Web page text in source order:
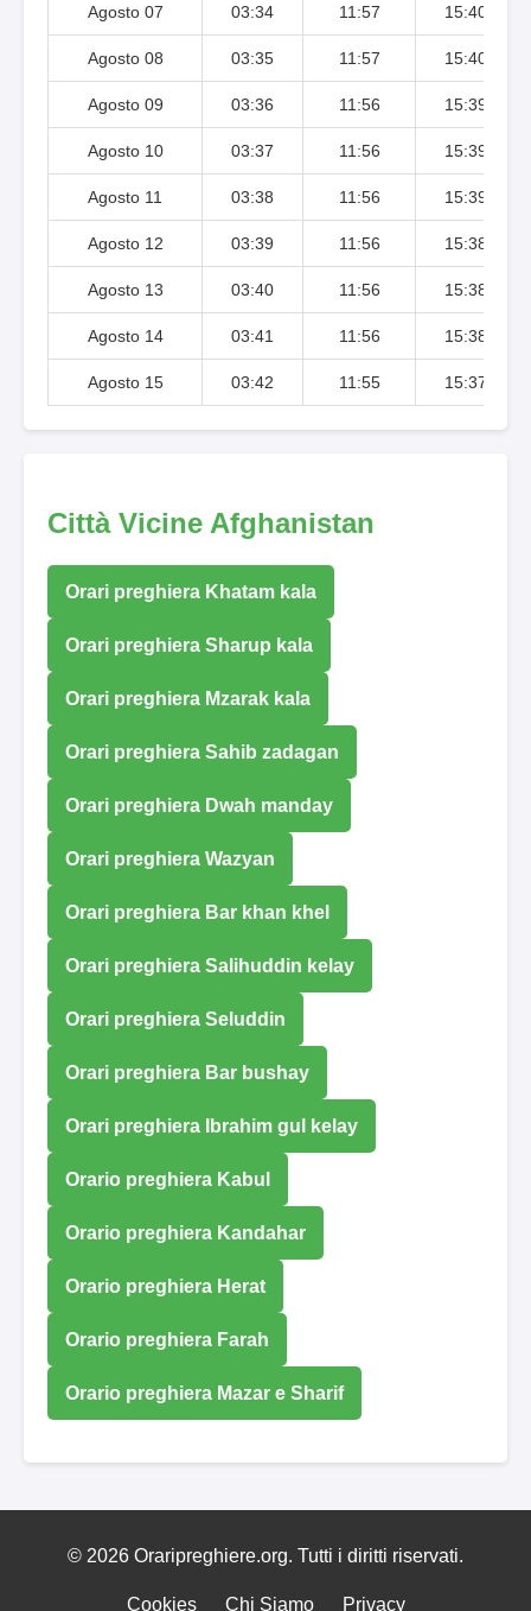
Agosto 07 03:34 11:57 15:40
Agosto 08 03:35 11:57 15:40
Agosto 09 03:36 11:56 15:39
Agosto 10 03:37 11:56 15:39
Agosto 11 03:38 11:56 15:39
Agosto 12 03:39 11:56 15:38
Agosto 13 03:40 11:56 15:38
Agosto 14 03:41 11:56 15:38
Agosto 15 03:42 11:55 15:37
Città Vicine Afghanistan
Orari preghiera Khatam kala
Orari preghiera Sharup kala
Orari preghiera Mzarak kala
Orari preghiera Sahib zadagan
Orari preghiera Dwah manday
Orari preghiera Wazyan
Orari preghiera Bar khan khel
Orari preghiera Salihuddin kelay
Orari preghiera Seluddin
Orari preghiera Bar bushay
Orari preghiera Ibrahim gul kelay
Orario preghiera Kabul
Orario preghiera Kandahar
Orario preghiera Herat
Orario preghiera Farah
Orario preghiera Mazar e Sharif
© 2026 Oraripreghiere.org. Tutti i diritti riservati.
Cookies Chi Siamo Privacy